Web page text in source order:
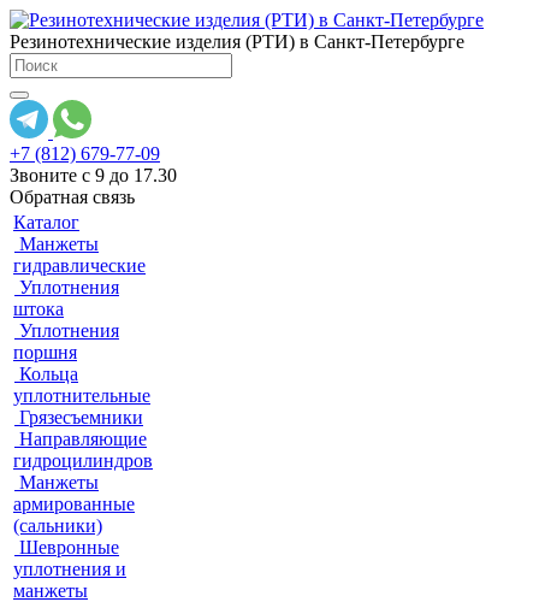
Резинотехнические изделия (РТИ) в Санкт-Петербурге
+7 (812) 679-77-09
Звоните с 9 до 17.30
Обратная связь
Каталог
Манжеты
гидравлические
Уплотнения
штока
Уплотнения
поршня
Кольца
уплотнительные
Грязесъемники
Направляющие
гидроцилиндров
Манжеты
армированные
(сальники)
Шевронные
уплотнения и
манжеты